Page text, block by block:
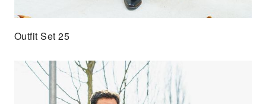
Outfit Set 25